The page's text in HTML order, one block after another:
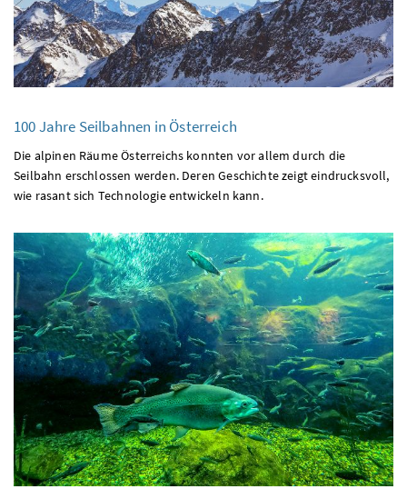
100 Jahre Seilbahnen in Österreich
Die alpinen Räume Österreichs konnten vor allem durch die
Seilbahn erschlossen werden. Deren Geschichte zeigt eindrucksvoll,
wie rasant sich Technologie entwickeln kann.